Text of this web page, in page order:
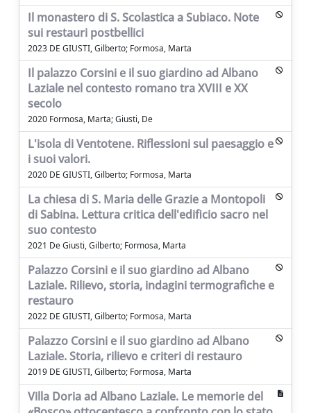
Il monastero di S. Scolastica a Subiaco. Note
sui restauri postbellici
2023 DE GIUSTI, Gilberto; Formosa, Marta
Il palazzo Corsini e il suo giardino ad Albano
Laziale nel contesto romano tra XVIII e XX
secolo
2020 Formosa, Marta; Giusti, De
L'isola di Ventotene. Riflessioni sul paesaggio e
i suoi valori.
2020 DE GIUSTI, Gilberto; Formosa, Marta
La chiesa di S. Maria delle Grazie a Montopoli
di Sabina. Lettura critica dell'edificio sacro nel
suo contesto
2021 De Giusti, Gilberto; Formosa, Marta
Palazzo Corsini e il suo giardino ad Albano
Laziale. Rilievo, storia, indagini termografiche e
restauro
2022 DE GIUSTI, Gilberto; Formosa, Marta
Palazzo Corsini e il suo giardino ad Albano
Laziale. Storia, rilievo e criteri di restauro
2019 DE GIUSTI, Gilberto; Formosa, Marta
Villa Doria ad Albano Laziale. Le memorie del